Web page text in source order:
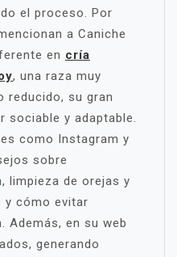
el proceso. Por
a Caniche
en cría
, una raza muy
reducido, su gran
sociable y adaptable.
como Instagram y
sobre
limpieza de orejas y
y cómo evitar
Además, en su web
generando